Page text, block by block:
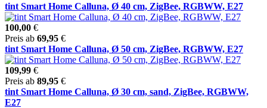
tint Smart Home Calluna, Ø 40 cm, ZigBee, RGBWW, E27
100,00 €
Preis ab 69,95 €
tint Smart Home Calluna, Ø 50 cm, ZigBee, RGBWW, E27
109,99 €
Preis ab 89,95 €
tint Smart Home Calluna, Ø 30 cm, sand, ZigBee, RGBWW,
E27